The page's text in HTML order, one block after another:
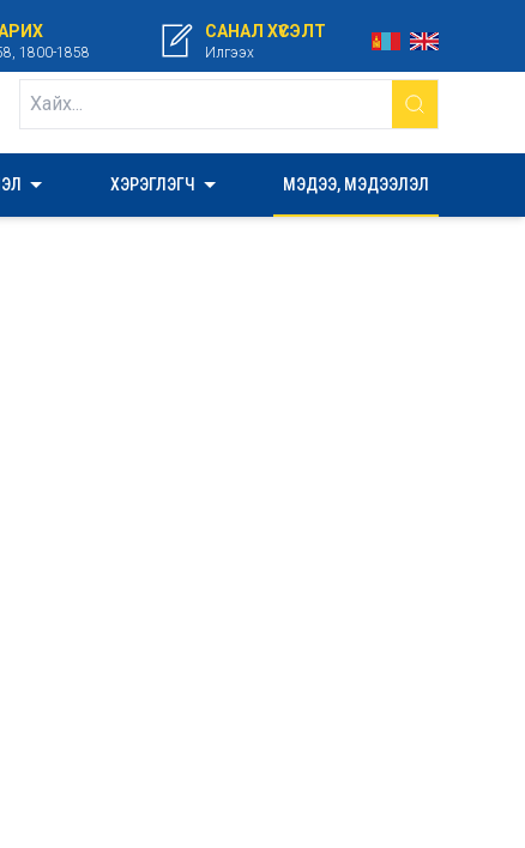
1800-1858
САНАЛ ХҮСЭЛТ
Илгээх
ХЭРЭГЛЭГЧ МЭДЭЭ, МЭДЭЭЛЭЛ